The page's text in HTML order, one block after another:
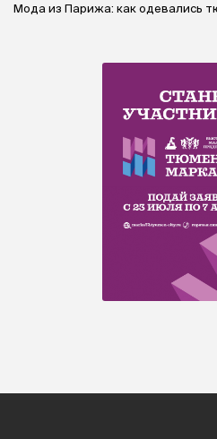
Мода из Парижа: как одевались